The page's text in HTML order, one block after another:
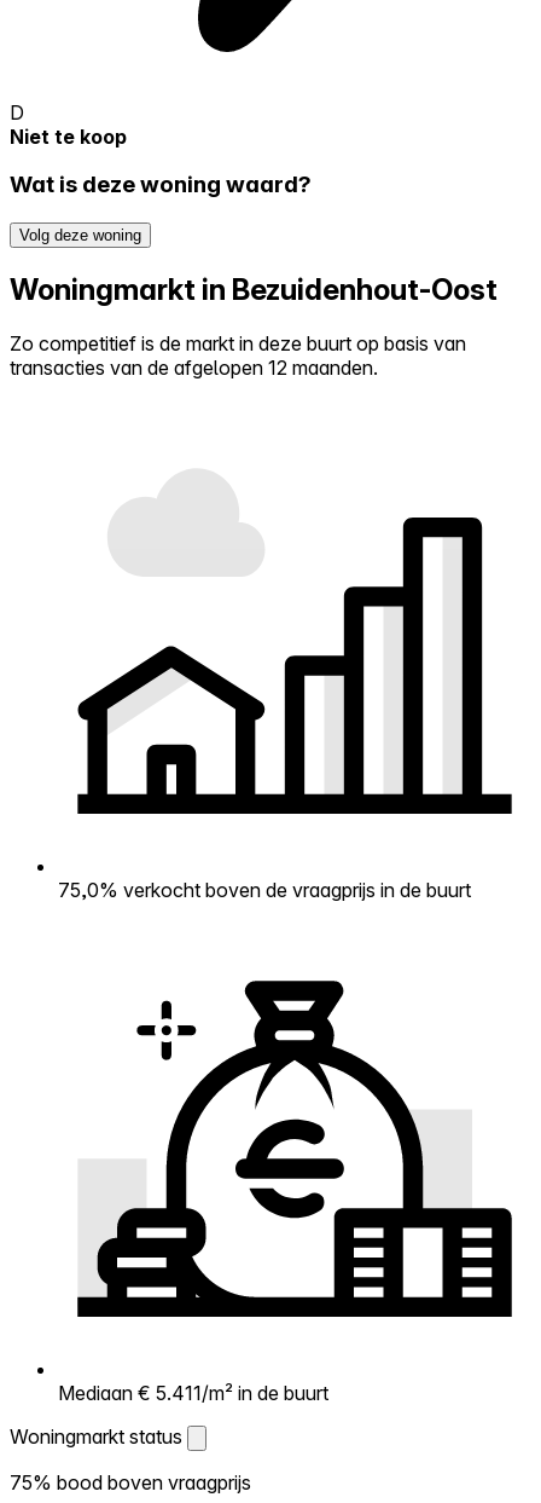
D
Niet te koop
Wat is deze woning waard?
Volg deze woning
Woningmarkt in Bezuidenhout-Oost
Zo competitief is de markt in deze buurt op basis van
transacties van de afgelopen 12 maanden.
75,0% verkocht boven de vraagprijs in de buurt
Mediaan € 5.411/m² in de buurt
Woningmarkt status
Woningmarkt status
75% bood boven vraagprijs